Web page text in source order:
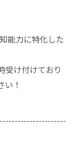
能力に特化した
受け付けており
！